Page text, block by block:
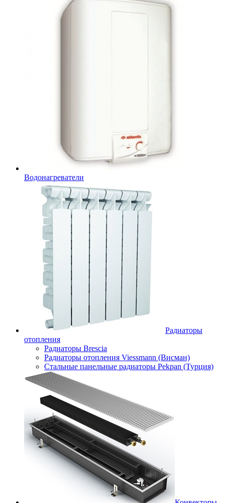
Водонагреватели
Радиаторы
отопления
Радиаторы Brescia
Радиаторы отопления Viessmann (Висман)
Стальные панельные радиаторы Pekpan (Турция)